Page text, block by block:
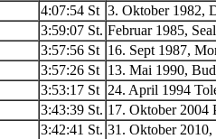
4:07:54 St 3. Oktober 1982,
3:59:07 St. Februar 1985,
3:57:56 St 16. Sept 1987,
3:57:26 St 13. Mai 1990,
3:53:17 St 24. April 1994
3:43:39 St. 17. Oktober 2004
3:42:41 St. 31. Oktober